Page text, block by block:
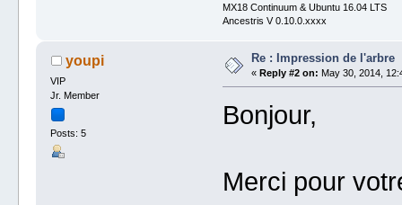
MX18 Continuum & Ubuntu 16.04 LTS
Ancestris V 0.10.0.xxxx
youpi
VIP
Jr. Member
Posts: 5
Re : Impression de l'arbre
«Reply #2 on: May 30, 2014,
Bonjour,
Merci pour